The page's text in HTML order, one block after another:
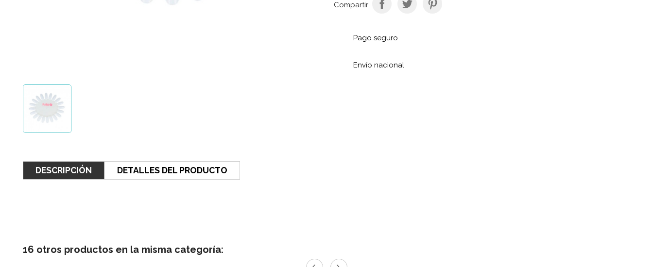
Compartir
Pago seguro
Envío nacional
DESCRIPCIÓN DETALLES DEL PRODUCTO
16 otros productos en la misma categoría: